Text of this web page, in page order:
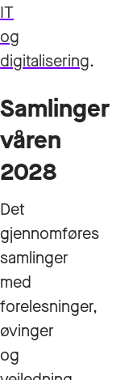
IT
og
digitalisering.
Samlinger
våren
2028
Det
gjennomføres
samlinger
med
forelesninger,
øvinger
og